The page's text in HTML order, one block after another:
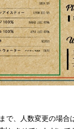
で、人数変更の場